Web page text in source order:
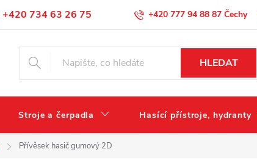
+420 734 63 26 75
Podmínky ochrany osobních údajů +420 777 94 88 87
HLEDAT
Stroje a čerpadla Hasící přístroje, hydranty
Přívěsek hasič gumový 2D